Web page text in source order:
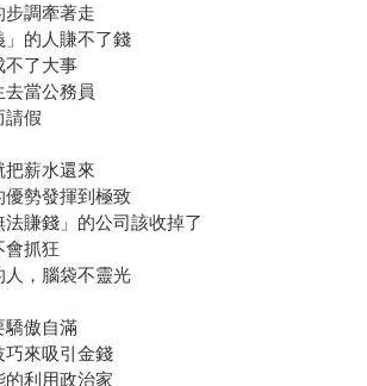
調牽著走
的人賺不了錢
了大事
當公務員
假
薪水還來
勢發揮到極致
賺錢」的公司該收掉了
抓狂
，腦袋不靈光
傲自滿
來吸引金錢
利用政治家